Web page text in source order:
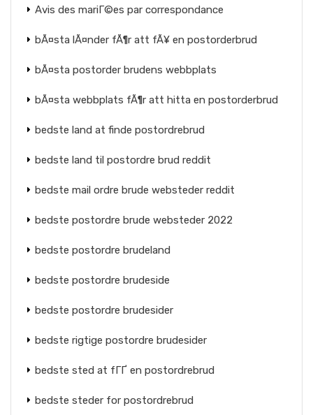
Avis des mariГ©es par correspondance
bÃ¤sta lÃ¤nder fÃ¶r att fÃ¥ en postorderbrud
bÃ¤sta postorder brudens webbplats
bÃ¤sta webbplats fÃ¶r att hitta en postorderbrud
bedste land at finde postordrebrud
bedste land til postordre brud reddit
bedste mail ordre brude websteder reddit
bedste postordre brude websteder 2022
bedste postordre brudeland
bedste postordre brudeside
bedste postordre brudesider
bedste rigtige postordre brudesider
bedste sted at fГҐ en postordrebrud
bedste steder for postordrebrud